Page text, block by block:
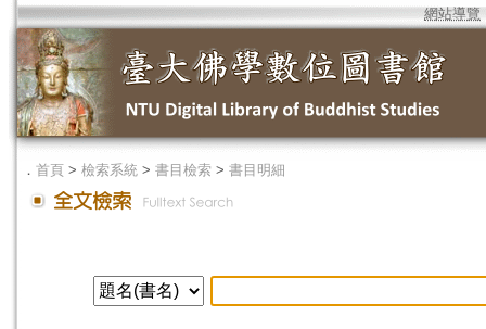
網站導覽
． 首頁 > 檢索系統 > 書目檢索 > 書目明細